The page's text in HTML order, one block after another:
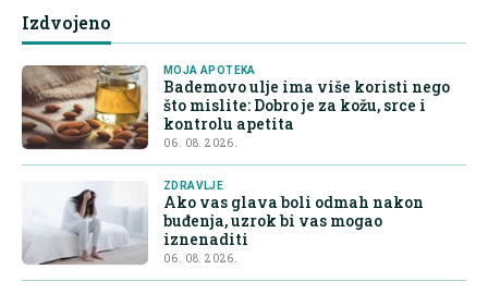
Izdvojeno
MOJA APOTEKA
Bademovo ulje ima više koristi nego
što mislite: Dobro je za kožu, srce i
kontrolu apetita
06. 08. 2026.
ZDRAVLJE
Ako vas glava boli odmah nakon
buđenja, uzrok bi vas mogao
iznenaditi
06. 08. 2026.